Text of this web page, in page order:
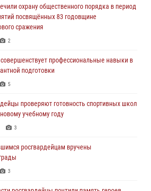
3
проверяют готовность спортивных школ
учебному году
общественную безопасность празднования
г. Белгорода от немецко -
3
ветераны войск правопорядка почтили
2
охрану общественного порядка в период
посвящённых 83 годовщине
сражения
2
профессиональные навыки в
подготовки
5
проверяют готовность спортивных школ
учебному году
3
росгвардейцам вручены
3